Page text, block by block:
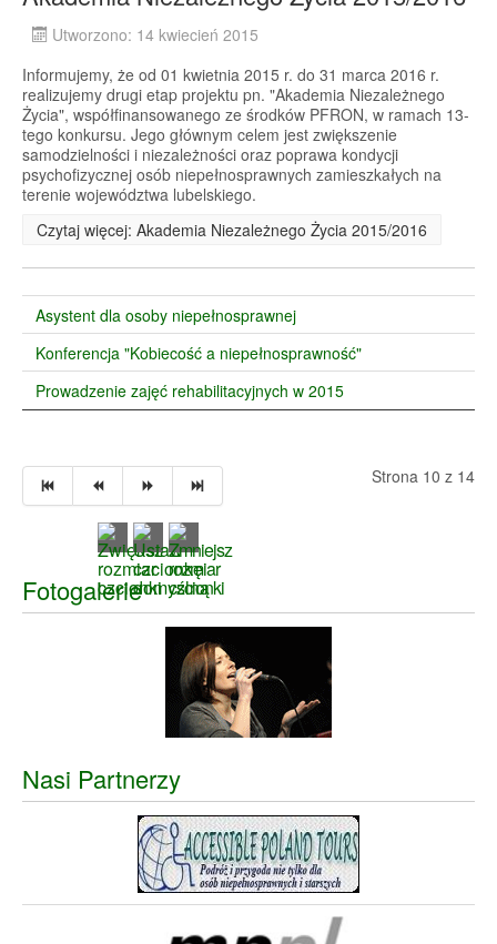
Utworzono: 14 kwiecień 2015
Informujemy, że od 01 kwietnia 2015 r. do 31 marca 2016 r.
realizujemy drugi etap projektu pn. "Akademia Niezależnego
Życia", współfinansowanego ze środków PFRON, w ramach 13-
tego konkursu. Jego głównym celem jest zwiększenie
samodzielności i niezależności oraz poprawa kondycji
psychofizycznej osób niepełnosprawnych zamieszkałych na
terenie województwa lubelskiego.
Czytaj więcej: Akademia Niezależnego Życia 2015/2016
Asystent dla osoby niepełnosprawnej
Konferencja "Kobiecość a niepełnosprawność"
Prowadzenie zajęć rehabilitacyjnych w 2015
Strona 10 z 14
Fotogalerie
Nasi Partnerzy